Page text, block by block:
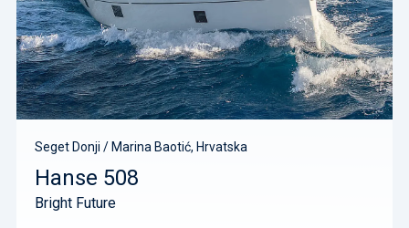
Seget Donji / Marina Baotić, Hrvatska
Hanse 508
Bright Future